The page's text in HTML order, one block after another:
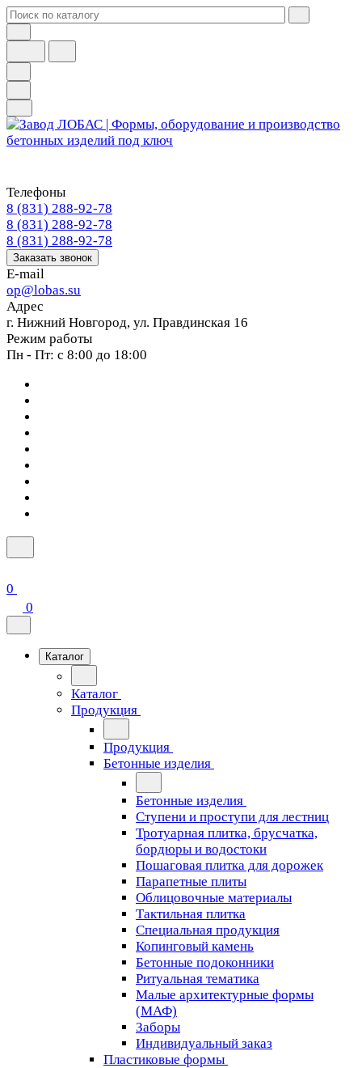
Телефоны
8 (831) 288-92-78
8 (831) 288-92-78
8 (831) 288-92-78
Заказать звонок
E-mail
op@lobas.su
Адрес
г. Нижний Новгород, ул. Правдинская 16
Режим работы
Пн - Пт: с 8:00 до 18:00
0
0
Каталог
Каталог
Продукция
Продукция
Бетонные изделия
Бетонные изделия
Ступени и проступи для лестниц
Тротуарная плитка, брусчатка,
бордюры и водостоки
Пошаговая плитка для дорожек
Парапетные плиты
Облицовочные материалы
Тактильная плитка
Специальная продукция
Копинговый камень
Бетонные подоконники
Ритуальная тематика
Малые архитектурные формы
(МАФ)
Заборы
Индивидуальный заказ
Пластиковые формы